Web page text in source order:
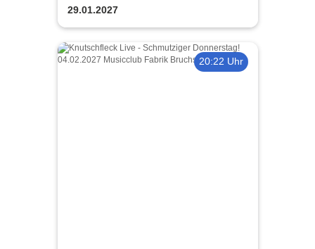
29.01.2027
20:22 Uhr